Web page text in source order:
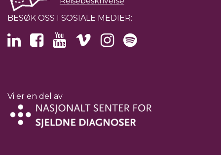
BESØK OSS I SOSIALE MEDIER:
Vi er en del av